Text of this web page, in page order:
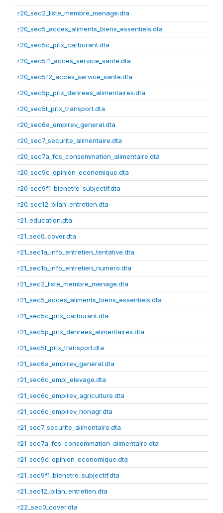
r20_sec2_liste_membre_menage.dta
r20_sec5_acces_aliments_biens_essentiels.dta
r20_sec5c_prix_carburant.dta
r20_sec5f1_acces_service_sante.dta
r20_sec5f2_acces_service_sante.dta
r20_sec5p_prix_denrees_alimentaires.dta
r20_sec5t_prix_transport.dta
r20_sec6a_emplrev_general.dta
r20_sec7_securite_alimentaire.dta
r20_sec7a_fcs_consommation_alimentaire.dta
r20_sec9c_opinion_economique.dta
r20_sec9f1_bienetre_subjectif.dta
r20_sec12_bilan_entretien.dta
r21_education.dta
r21_sec0_cover.dta
r21_sec1a_info_entretien_tentative.dta
r21_sec1b_info_entretien_numero.dta
r21_sec2_liste_membre_menage.dta
r21_sec5_acces_aliments_biens_essentiels.dta
r21_sec5c_prix_carburant.dta
r21_sec5p_prix_denrees_alimentaires.dta
r21_sec5t_prix_transport.dta
r21_sec6a_emplrev_general.dta
r21_sec6c_empl_elevage.dta
r21_sec6c_emplrev_agriculture.dta
r21_sec6c_emplrev_nonagr.dta
r21_sec7_securite_alimentaire.dta
r21_sec7a_fcs_consommation_alimentaire.dta
r21_sec9c_opinion_economique.dta
r21_sec9f1_bienetre_subjectif.dta
r21_sec12_bilan_entretien.dta
r22_sec0_cover.dta